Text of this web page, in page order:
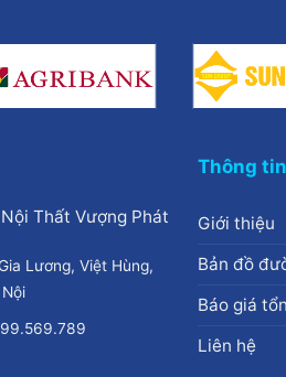
Thất Vượng Phát
Lương, Việt Hùng,
Thông tin
Giới thiệu
Bản đồ
Báo giá
Liên hệ